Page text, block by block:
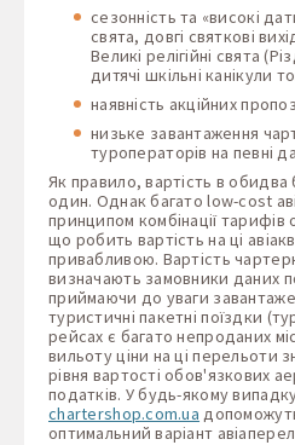
сезонність та «високі
свята, довгі святкові
Великі релігійні свята
дитячі шкільні канікули
наявність акційних
низьке завантаження
туроператорів на певні
Як правило, вартість в
один. Однак багато low-cost
принципом комбінації
що робить вартість на ці
привабливою. Вартість
визначають замовники даних
приймаючи до уваги
туристичні пакетні поїздки
рейсах є багато непроданих
вильоту ціни на ці перельоти
рівня вартості обов'язкових
податків. У будь-якому
chartershop.com.ua
оптимальний варіант